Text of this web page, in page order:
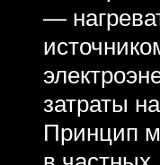
—
затраты
Принцип